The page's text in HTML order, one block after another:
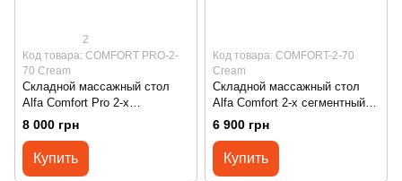
2
Код товара: COMFORT PRO-2-
70 Cream
Складной массажный стол
Alfa Comfort Pro 2-х
сегментный с деревянным
каркасом, ширина 70 см
8 000 грн
Купить
Код товара: COMFORT-2-70
Cream
Складной массажный стол
Alfa Comfort 2-х сегментный с
деревянным каркасом,
ширина 70 см
6 900 грн
Купить